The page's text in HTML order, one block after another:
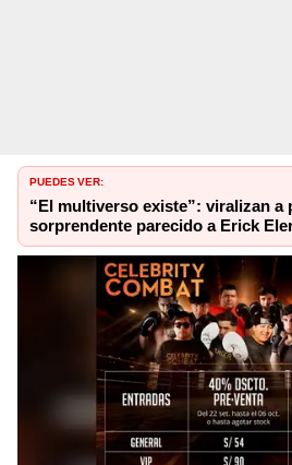
PUEDES VER:
“El multiverso existe”: viralizan a
sorprendente parecido a Erick